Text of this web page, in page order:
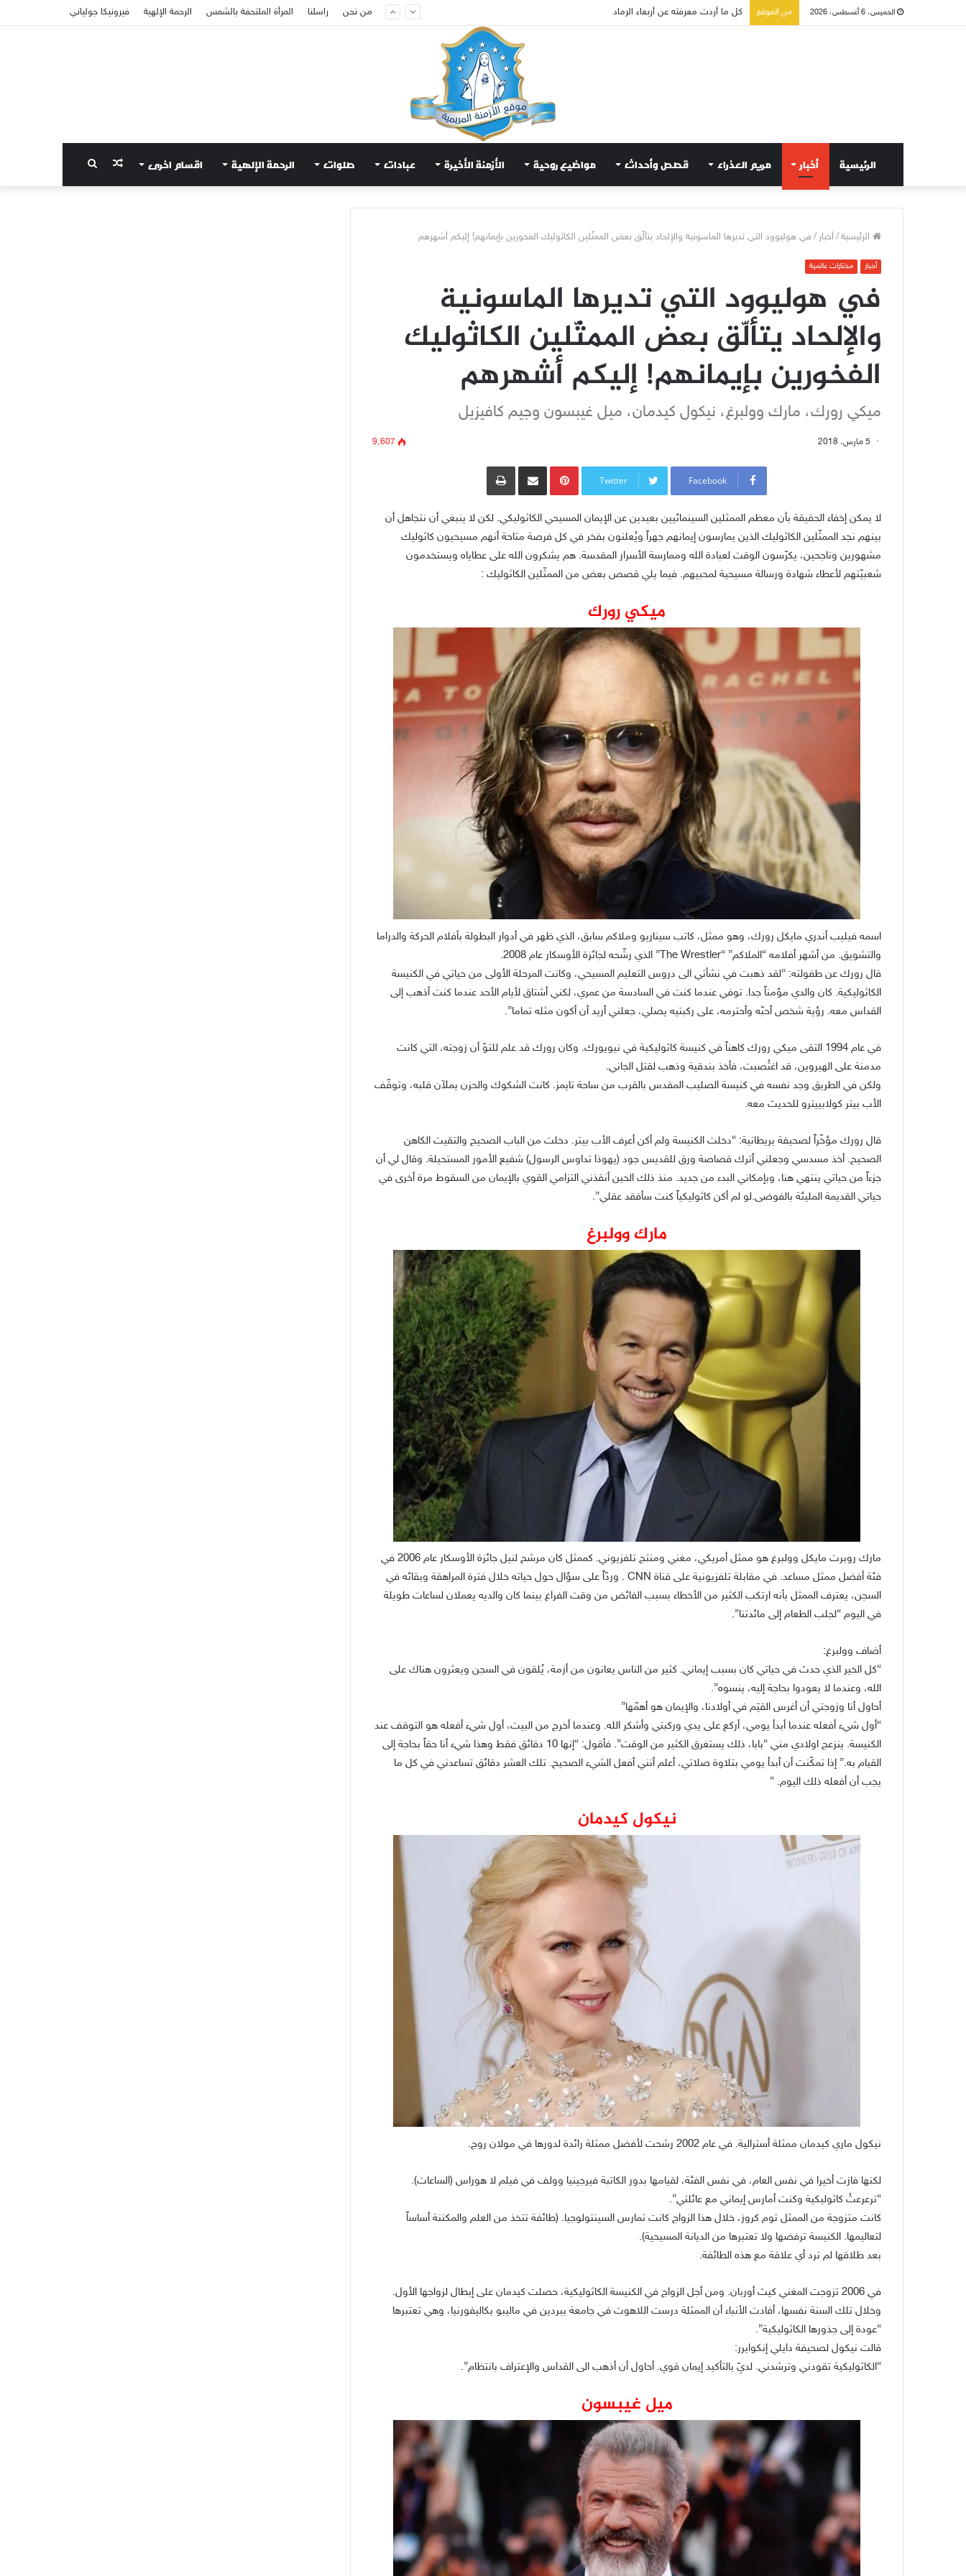
الخميس، 6 أغسطس، 2026 من الموقع صلاة إلى مريم سلطانة السلام لتهدئة الغضب الإلهي من نحن راسلنا المرأة الملتحفة بالشمس الرحمة الإلهية فيرونيكا جولياني
الرئيسية أخبار مريم العذراء قصص وأحداث مواضيع روحية الأزمنة الأخيرة عبادات صلوات الرحمة الإلهية اقسام اخرى بحث مقال
الرئيسية/أخبار /في هوليوود التي تديرها الماسونية والإلحاد يتألّق بعض الممثّلين الكاثوليك الفخورين بإيمانهم! إليكم أشهرهم
أخبار مختارات عالمية
في هوليوود التي تديرها الماسونية
والإلحاد يتألّق بعض الممثّلين الكاثوليك
الفخورين بإيمانهم! إليكم أشهرهم
ميكي رورك، مارك وولبرغ، نيكول كيدمان، ميل غيبسون وجيم كافيزيل
5 مارس، 2018 9٬607
Facebook
Twitter
Pinterestمشاركة عبر البريد طباعة
لا يمكن إخفاء الحقيقة بأن معظم الممثلين السينمائيين بعيدين عن الإيمان المسيحي الكاثوليكي. لكن لا ينبغي أن نتجاهل أن
بينهم نجد الممثّلين الكاثوليك الذين يمارسون إيمانهم جهراً ويُعلنون بفخر في كل فرصة متاحة أنهم مسيحيون كاثوليك
مشهورين وناجحين، يكرّسون الوقت لعبادة الله وممارسة الأسرار المقدسة. هم يشكرون الله على عطاياه ويستخدمون
شعبيّتهم لأعطاء شهادة ورسالة مسيحية لمحبيهم. فيما يلي قصص بعض من الممثّلين الكاثوليك :
ميكي رورك
اسمه فيليب أندري مايكل رورك، وهو ممثل، كاتب سيناريو وملاكم سابق، الذي ظهر في أدوار البطولة بأفلام الحركة والدراما
والتشويق. من أشهر أفلامه “الملاكم” “The Wrestler” الذي رشّحه لجائزة الأوسكار عام 2008.
قال رورك عن طفولته: “لقد ذهبت في نشأتي الى دروس التعليم المسيحي، وكانت المرحلة الأولى من حياتي في الكنيسة
الكاثوليكية. كان والدي مؤمناً جدا. توفي عندما كنت في السادسة من عمري، لكني أشتاق لأيام الأحد عندما كنت أذهب إلى
القداس معه. رؤية شخص أحبّه وأحترمه، على ركبتيه يصلي، جعلني أريد أن أكون مثله تماما”.
في عام 1994 التقى ميكي رورك كاهناً في كنيسة كاثوليكية في نيويورك. وكان رورك قد علم للتوّ أن زوجته، التي كانت
مدمنة على الهيروين، قد اغتُصبت، فأخذ بندقية وذهب لقتل الجاني.
ولكن في الطريق وجد نفسه في كنيسة الصليب المقدس بالقرب من ساحة تايمز. كانت الشكوك والحزن يملآن قلبه، وتوقّف
الأب بيتر كولابييترو للحديث معه.
قال رورك مؤخّراً لصحيفة بريطانية: “دخلت الكنيسة ولم أكن أعرف الأب بيتر. دخلت من الباب الصحيح والتقيت الكاهن
الصحيح. أخذ مسدسي وجعلني أترك قصاصة ورق للقديس جود (يهوذا تداوس الرسول) شفيع الأمور المستحيلة. وقال لي أن
جزءاً من حياتي ينتهي هنا، وبإمكاني البدء من جديد. منذ ذلك الحين أنقذني التزامي القوي بالإيمان من السقوط مرة أخرى في
حياتي القديمة المليئة بالفوضى.لو لم أكن كاثوليكياً كنت سأفقد عقلي”.
مارك وولبرغ
مارك روبرت مايكل وولبرغ هو ممثل أمريكي، مغني ومنتج تلفزيوني. كممثل كان مرشح لنيل جائزة الأوسكار عام 2006 في
فئة أفضل ممثل مساعد. في مقابلة تلفزيونية على قناة CNN . وردّاً على سؤال حول حياته خلال فترة المراهقة وبقائه في
السجن، يعترف الممثل بأنه ارتكب الكثير من الأخطاء بسبب الفائض من وقت الفراغ بينما كان والديه يعملان لساعات طويلة
في اليوم “لجلب الطعام إلى مائدتنا”.
أضاف وولبرغ:
“كل الخير الذي حدث في حياتي كان بسبب إيماني. كثير من الناس يعانون من أزمة، يُلقون في السجن ويعثرون هناك على
الله، وعندما لا يعودوا بحاجة إليه، ينسوه”.
أحاول أنا وزوجتي أن أغرس القيَم في أولادنا، والإيمان هو أهمّها”
“أول شيء أفعله عندما أبدأ يومي، أركع على يدي وركبتي وأشكر الله. وعندما أخرج من البيت، أول شيء أفعله هو التوقف عند
الكنيسة. ينزعج اولادي مني “بابا، ذلك يستغرق الكثير من الوقت”. فأقول: “إنها 10 دقائق فقط وهذا شيء أنا حقاً بحاجة إلى
القيام به.” إذا تمكّنت أن أبدأ يومي بتلاوة صلاتي، أعلم أنني أفعل الشيء الصحيح. تلك العشر دقائق تساعدني في كل ما
يجب أن أفعله ذلك اليوم. ”
نيكول كيدمان
نيكول ماري كيدمان ممثلة أسترالية. في عام 2002 رشحت لأفضل ممثلة رائدة لدورها في مولان روج.
لكنها فازت أخيرا في نفس العام، في نفس الفئة، لقيامها بدور الكاتبة فيرجينيا وولف في فيلم لا هوراس (الساعات).
“ترعرعتُ كاثوليكية وكنت أمارس إيماني مع عائلتي”.
كانت متزوجة من الممثل توم كروز، خلال هذا الزواج كانت تمارس السينتولوجيا. (طائفة تتخذ من العلم والمكننة أساساً
لتعاليمها. الكنيسة ترفضها ولا تعتبرها من الديانة المسيحية).
بعد طلاقها لم ترد أي علاقة مع هذه الطائفة.
في 2006 تزوجت المغني كيث أوربان. ومن أجل الزواج في الكنيسة الكاثوليكية، حصلت كيدمان على إبطال لزواجها الأول.
وخلال تلك السنة نفسها، أفادت الأنباء أن الممثلة درست اللاهوت في جامعة ببردين في ماليبو بكاليفورنيا، وهي تعتبرها
“عودة إلى جذورها الكاثوليكية”.
قالت نيكول لصحيفة دايلي إنكوايرر:
“الكاثوليكية تقودني وترشدني. لديّ بالتأكيد إيمان قوي. أحاول أن أذهب الى القداس والإعتراف بانتظام”.
ميل غيبسون